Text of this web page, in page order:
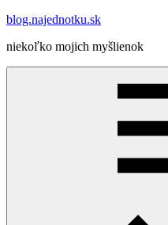
Skip
content
blog.najednotku.sk
niekoľko mojich myšlienok